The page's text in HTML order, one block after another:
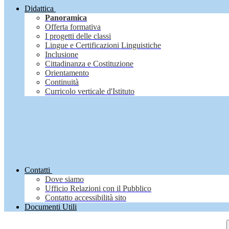
Didattica
Panoramica
Offerta formativa
I progetti delle classi
Lingue e Certificazioni Linguistiche
Inclusione
Cittadinanza e Costituzione
Orientamento
Continuità
Curricolo verticale d'Istituto
Contatti
Dove siamo
Ufficio Relazioni con il Pubblico
Contatto accessibilità sito
Documenti Utili